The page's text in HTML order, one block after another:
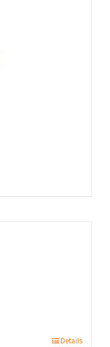
Details